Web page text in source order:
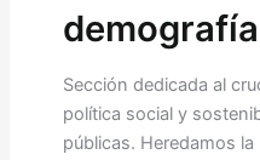
demografía
Sección dedicada al
política social y
públicas. Heredamos